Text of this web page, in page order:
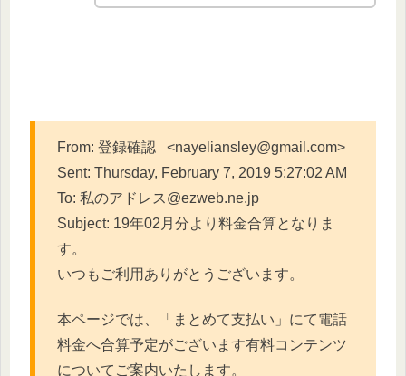
From: 登録確認 <nayeliansley@gmail.com>
Sent: Thursday, February 7, 2019 5:27:02 AM
To: 私のアドレス@ezweb.ne.jp
Subject: 19年02月分より料金合算となりま
す。
いつもご利用ありがとうございます。
本ページでは、「まとめて支払い」にて電話
料金へ合算予定がございます有料コンテンツ
についてご案内いたします。